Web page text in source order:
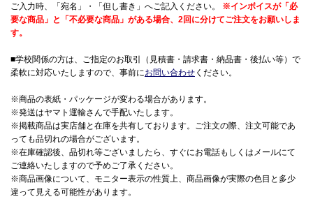
ご入力時、「宛名」・「但し書き」へご記入ください。 ※インボイスが「必
要な商品」と「不必要な商品」がある場合、2回に分けてご注文をお願いしま
す。
■学校関係の方は、ご指定のお取引（見積書・請求書・納品書・後払い等）で
柔軟に対応いたしますので、事前にお問い合わせ ください。
※商品の表紙・パッケージが変わる場合があります。
※発送はヤマト運輸さんで手配いたします。
※掲載商品は実店舗と在庫を共有しております。ご注文の際、注文可能であ
っても品切れの場合がございます。
※在庫確認後、品切れ等ございましたら、すぐにお電話もしくはメールにて
ご連絡いたしますので予めご了承ください。
※商品画像について、モニター表示の性質上、商品画像が実際の色目と多少
違って見える可能性があります。